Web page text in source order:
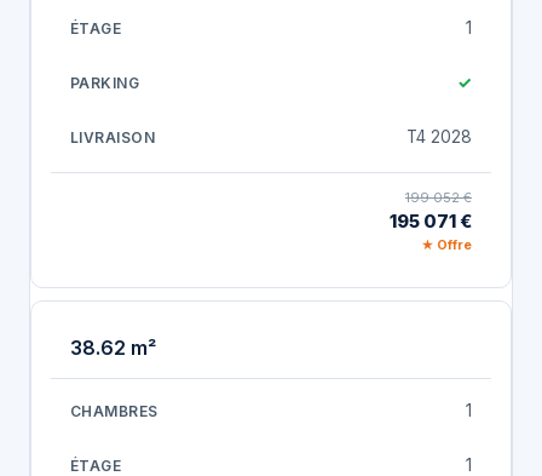
1
✓
T4 2028
199 052 €
195 071 €
★ Offre
38.62 m²
1
1